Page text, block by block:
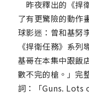
昨夜釋出的《捍
了有更驚險的動作
球影迷：曾和基努
《捍衛任務》系
基哥在本集中跟飯
數不完的槍。」完
詞：「Guns. Lots